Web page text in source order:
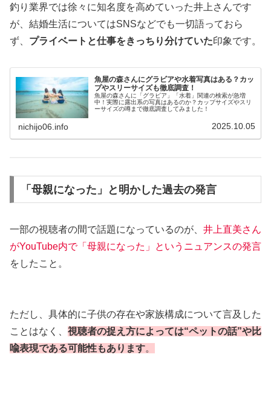
釣り業界では徐々に知名度を高めていった井上さんです
が、結婚生活についてはSNSなどでも一切語っておら
ず、 プライベートと仕事をきっちり分けていた印象です。
魚屋の森さんにグラビアや水着写真はある？カッ
プやスリーサイズも徹底調査！
魚屋の森さんに「グラビア」「水着」関連の検索が急増
中！実際に露出系の写真はあるのか？カップサイズやスリ
ーサイズの噂まで徹底調査してみました！
nichijo06.info 2025.10.05
「母親になった」と明かした過去の発言
一部の視聴者の間で話題になっているのが、 井上直美さん
がYouTube内で「母親になった」というニュアンスの発言
をしたこと。
ただし、具体的に子供の存在や家族構成について言及した
ことはなく、 視聴者の捉え方によっては“ペットの話”や比
喩表現である可能性もあります。